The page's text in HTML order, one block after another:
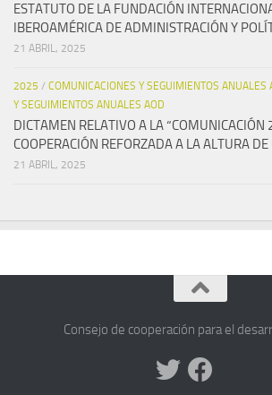
ESTATUTO DE LA FUNDACIÓN
IBEROAMÉRICA DE ADMINISTRACIÓN Y
21 ABRIL, 2025
2025 / COMUNICACIONES Y SEGUIMIENTOS ANUALES
Y SEGUIMIENTOS ANUALES AOD
DICTAMEN RELATIVO A LA “COMUNICACIÓN
COOPERACIÓN REFORZADA A LA ALTURA DE
21 ABRIL, 2025
Consejo de cooperación para el